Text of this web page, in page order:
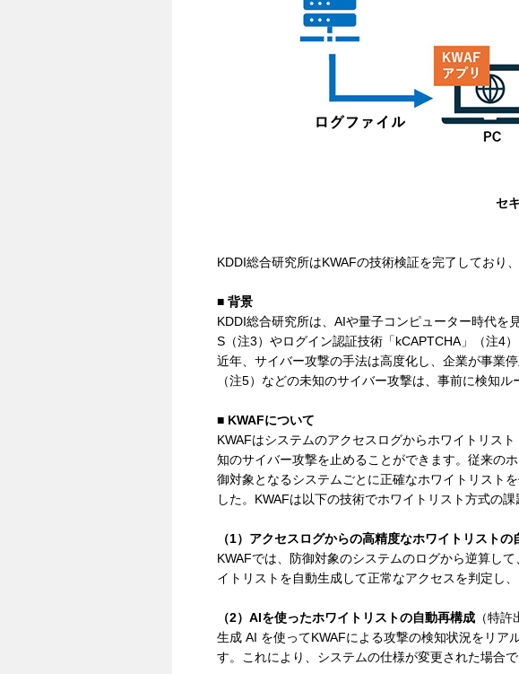
セ
KDDI総合研究所はKWAFの技術検証を完了しており
■ 背景
KDDI総合研究所は、AIや量子コンピューター時代
S（注3）やログイン認証技術「kCAPTCHA」（注4）
近年、サイバー攻撃の手法は高度化し、企業が事業
（注5）などの未知のサイバー攻撃は、事前に検知
■ KWAFについて
KWAFはシステムのアクセスログからホワイトリス
知のサイバー攻撃を止めることができます。従来の
御対象となるシステムごとに正確なホワイトリスト
した。KWAFは以下の技術でホワイトリスト方式の課
（1）アクセスログからの高精度なホワイトリストの
KWAFでは、防御対象のシステムのログから逆算し
イトリストを自動生成して正常なアクセスを判定し
（2）AIを使ったホワイトリストの自動再構成 （特許
生成 AI を使ってKWAFによる攻撃の検知状況をリア
す。これにより、システムの仕様が変更された場合